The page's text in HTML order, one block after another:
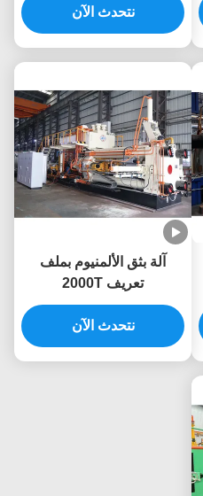
نتحدث الآن
آلة بثق الألمنيوم بملف
تعريف 2000T
نتحدث الآن